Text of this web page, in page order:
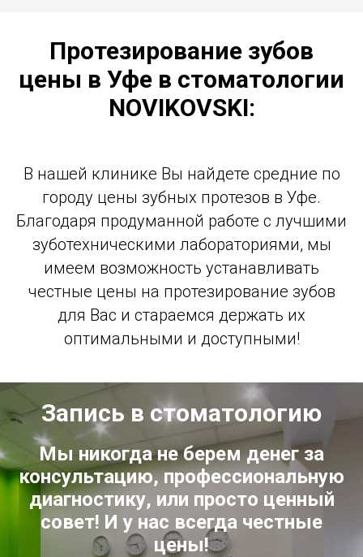
Протезирование зубов
цены в Уфе в стоматологии
NOVIKOVSKI:
В нашей клинике Вы найдете средние по
городу цены зубных протезов в Уфе.
Благодаря продуманной работе с лучшими
зуботехническими лабораториями, мы
имеем возможность устанавливать
честные цены на протезирование зубов
для Вас и стараемся держать их
оптимальными и доступными!
Запись в стоматологию
Мы никогда не берем денег за
консультацию, профессиональную
диагностику, или просто ценный
совет! И у нас всегда честные
цены!